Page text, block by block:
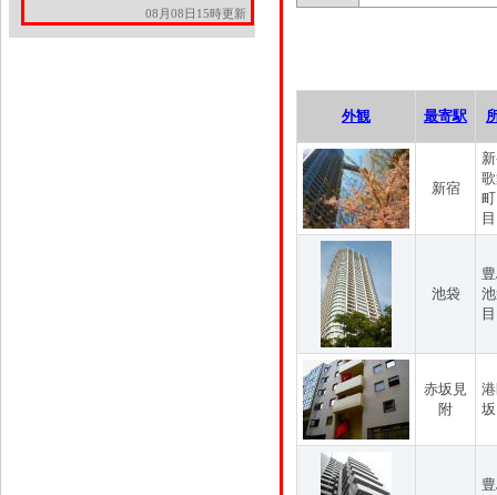
08月08日15時更新
外観 最寄駅
新宿
目
池袋
目
赤坂見
附